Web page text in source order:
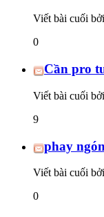
Viết bài cuối bởi
0
Cần pro
Viết bài cuối bởi
9
phay
Viết bài cuối bởi
0